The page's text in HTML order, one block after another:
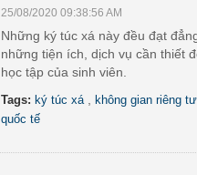
25/08/2020 09:38:56 AM
Những ký túc xá này đều đạt
những tiện ích, dịch vụ cần thiết
học tập của sinh viên.
Tags: ký túc xá không gian riêng tư
quốc tế